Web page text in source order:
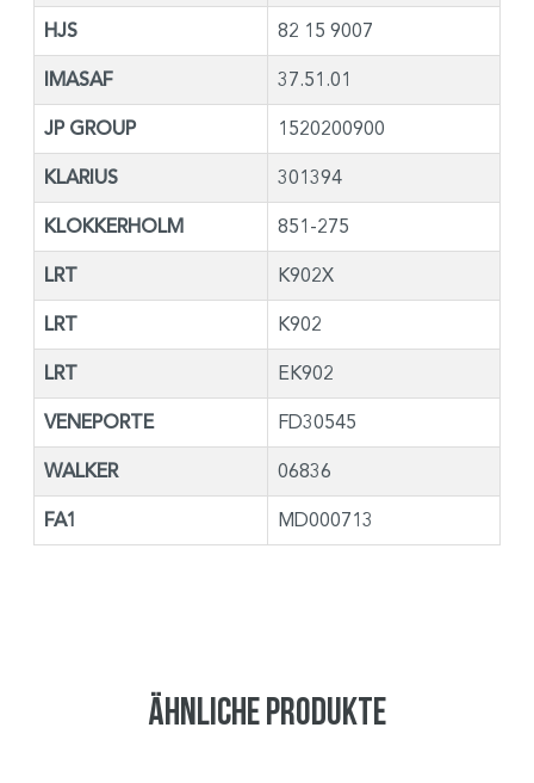
HJS 82 15 9007
IMASAF 37.51.01
JP GROUP 1520200900
KLARIUS 301394
KLOKKERHOLM 851-275
LRT K902X
LRT K902
LRT EK902
VENEPORTE FD30545
WALKER 06836
FA1 MD000713
Ähnliche Produkte